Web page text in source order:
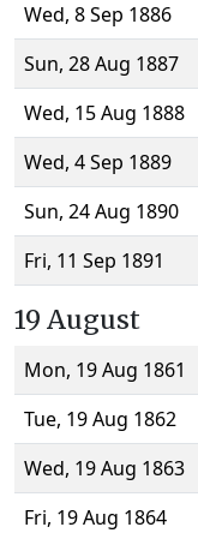
Wed, 8 Sep 1886
Sun, 28 Aug 1887
Wed, 15 Aug 1888
Wed, 4 Sep 1889
Sun, 24 Aug 1890
Fri, 11 Sep 1891
19 August
Mon, 19 Aug 1861
Tue, 19 Aug 1862
Wed, 19 Aug 1863
Fri, 19 Aug 1864